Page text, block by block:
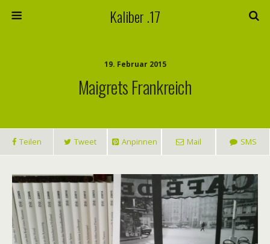
Kaliber .17
19. Februar 2015
Maigrets Frankreich
Teilen Tweet Anpinnen Mail SMS